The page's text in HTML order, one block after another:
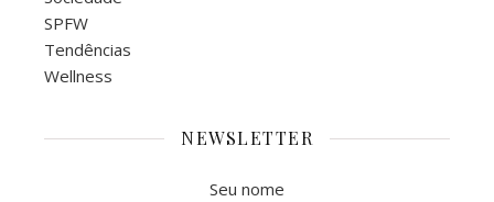
SPFW
Tendências
Wellness
NEWSLETTER
Seu nome